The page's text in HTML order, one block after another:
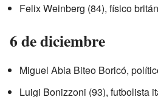
Felix Weinberg (84), físico
6 de diciembre
Miguel Abia Biteo Boricó,
Luigi Bonizzoni (93), futbolista